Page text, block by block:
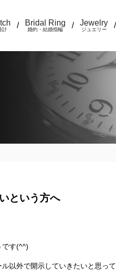
計 / Bridal Ring
婚約・結婚指輪 / Jewelry
ジュエリー /
という方へ
です(^^)
以外で開示していきたいと思っ